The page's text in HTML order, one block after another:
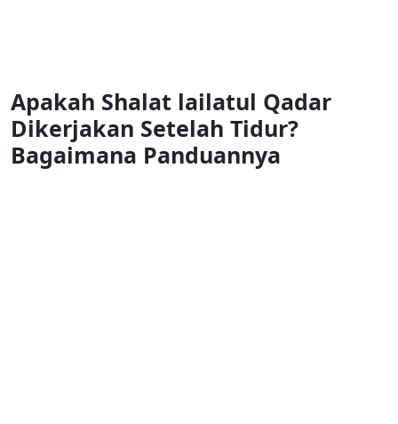
Apakah Shalat lailatul Qadar
Dikerjakan Setelah Tidur?
Bagaimana Panduannya